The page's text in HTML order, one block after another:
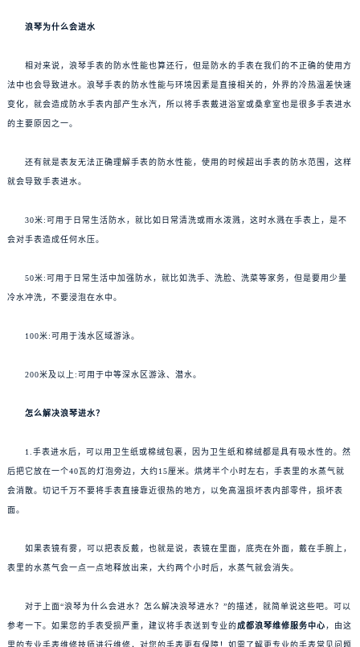
浪琴为什么会进水
相对来说，浪琴手表的防水性能也算还行，但是防水的手表在我们的不正确的使用方
法中也会导致进水。浪琴手表的防水性能与环境因素是直接相关的，外界的冷热温差快速
变化，就会造成防水手表内部产生水汽，所以将手表戴进浴室或桑拿室也是很多手表进水
的主要原因之一。
还有就是表友无法正确理解手表的防水性能，使用的时候超出手表的防水范围，这样
就会导致手表进水。
30米:可用于日常生活防水，就比如日常清洗或雨水泼溅，这时水溅在手表上，是不
会对手表造成任何水压。
50米:可用于日常生活中加强防水，就比如洗手、洗脸、洗菜等家务，但是要用少量
冷水冲洗，不要浸泡在水中。
100米:可用于浅水区域游泳。
200米及以上:可用于中等深水区游泳、潜水。
怎么解决浪琴进水？
1.手表进水后，可以用卫生纸或棉绒包裹，因为卫生纸和棉绒都是具有吸水性的。然
后把它放在一个40瓦的灯泡旁边，大约15厘米。烘烤半个小时左右，手表里的水蒸气就
会消散。切记千万不要将手表直接靠近很热的地方，以免高温损坏表内部零件，损坏表
面。
如果表镜有雾，可以把表反戴，也就是说，表镜在里面，底壳在外面，戴在手腕上，
表里的水蒸气会一点一点地释放出来，大约两个小时后，水蒸气就会消失。
对于上面“浪琴为什么会进水？怎么解决浪琴进水？”的描述，就简单说这些吧。可以
参考一下。如果您的手表受损严重，建议将手表送到专业的成都浪琴维修服务中心，由这